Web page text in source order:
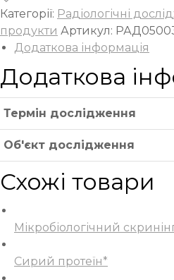
Категорії: Радіологічні
продукти Артикул:
Додаткова інформація
Додаткова
Термін дослідження
Об'єкт дослідження
Схожі товари
Мікробіологічний
Сирий протеїн*